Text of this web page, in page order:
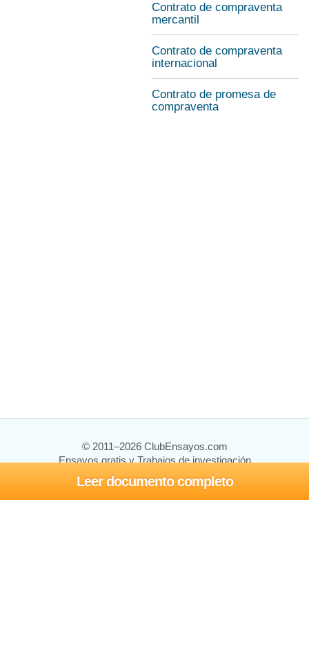
Leer documento completo
Contrato de compraventa
mercantil
Contrato de compraventa
internacional
Contrato de promesa de
compraventa
© 2011–2026 ClubEnsayos.com
Ensayos gratis y Trabajos de investigación